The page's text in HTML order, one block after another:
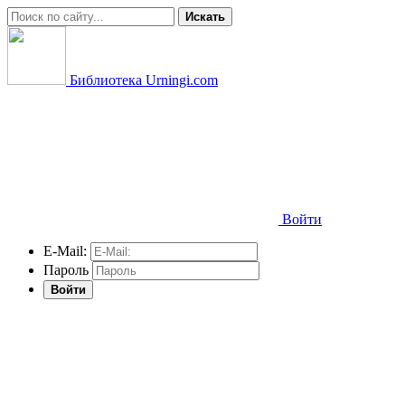
Искать
Библиотека Urningi.com
Войти
E-Mail:
Пароль
Войти